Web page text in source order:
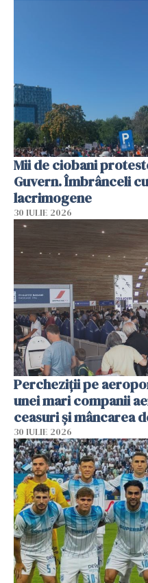
Mii de ciobani
Guvern. Îmbrânceli
lacrimogene
30 IULIE 2026
Percheziții pe
unei mari companii
ceasuri și mâncarea
30 IULIE 2026